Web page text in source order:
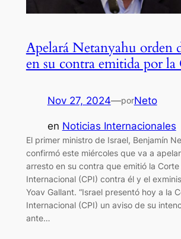
Apelará Netanyahu orden
en su contra emitida por
Nov 27, 2024—porNeto
en Noticias Internacionales
El primer ministro de Israel, Benjamín
confirmó este miércoles que va a
arresto en su contra que emitió la Corte
Internacional (CPI) contra él y el
Yoav Gallant. “Israel presentó hoy a la
Internacional (CPI) un aviso de su
ante…